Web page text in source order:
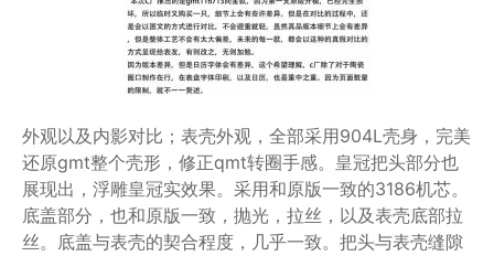
外观以及内影对比；表壳外观，全部采用904L壳身，完美
还原gmt整个壳形，修正qmt转圈手感。皇冠把头部分也
展现出，浮雕皇冠实效果。采用和原版一致的3186机芯。
底盖部分，也和原版一致，抛光，拉丝，以及表壳底部拉
丝。底盖与表壳的契合程度，几乎一致。把头与表壳缝隙